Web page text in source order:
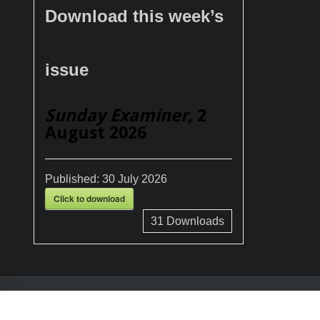
Download this week’s
issue
Sunday Examiner, 2
August 2026
Published: 30 July 2026
Click to download
31 Downloads